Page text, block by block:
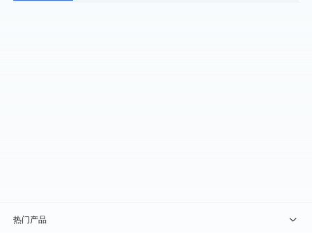
热门产品